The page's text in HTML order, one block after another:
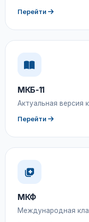
Перейти
МКБ-11
Актуальная версия
Перейти
МКФ
Международная